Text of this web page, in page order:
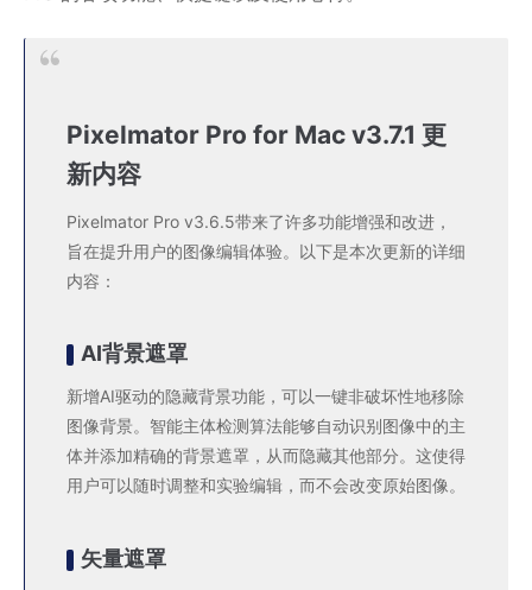
Pixelmator Pro for Mac v3.7.1 更
新内容
Pixelmator Pro v3.6.5带来了许多功能增强和改进，
旨在提升用户的图像编辑体验。以下是本次更新的详细
内容：
AI背景遮罩
新增AI驱动的隐藏背景功能，可以一键非破坏性地移除
图像背景。智能主体检测算法能够自动识别图像中的主
体并添加精确的背景遮罩，从而隐藏其他部分。这使得
用户可以随时调整和实验编辑，而不会改变原始图像。
矢量遮罩